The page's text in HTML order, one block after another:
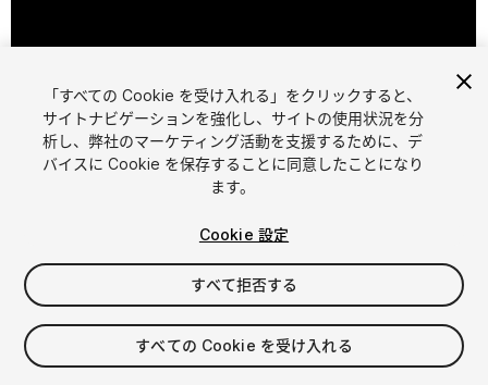
1/ 14
$15
消費税は決済時に計算されます
「すべての Cookie を受け入れる」をクリックすると、
サイトナビゲーションを強化し、サイトの使用状況を分
析し、弊社のマーケティング活動を支援するために、デ
バイスに Cookie を保存することに同意したことになり
ます。
Cookie 設定
すべて拒否する
すべての Cookie を受け入れる